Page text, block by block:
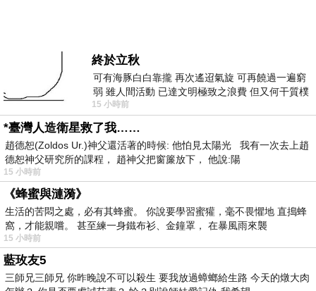
終於立秋
可有海豚白白靠攏 再次遙迢氣旋 可再饒過一遍窮
弱 雖人間活動 已達文明極致之浪費 但又何干質樸
者 只能白白陪葬
15 小時前
*臺灣人造衛星救了我……
趙德恕(Zoldos Ur.)神父還活著的時候: 他怕見太陽光 我有一次去上趙
德恕神父研究所的課程， 趙神父把窗簾放下， 他說:陽
15 小時前
《蜂蜜與漣漪》
生活的苦悶之處，必有其蜂蜜。 你說要學習蜜獾，毫不畏懼地 直搗蜂
窩，才能親嚐。 甚至練一身鐵布衫、金鐘罩， 在暴風雨來襲
15 小時前
藍玫友5
三師兄三師兄 你昨晚說不可以殺生 要我放過蟑螂給生路 今天的燉大肉